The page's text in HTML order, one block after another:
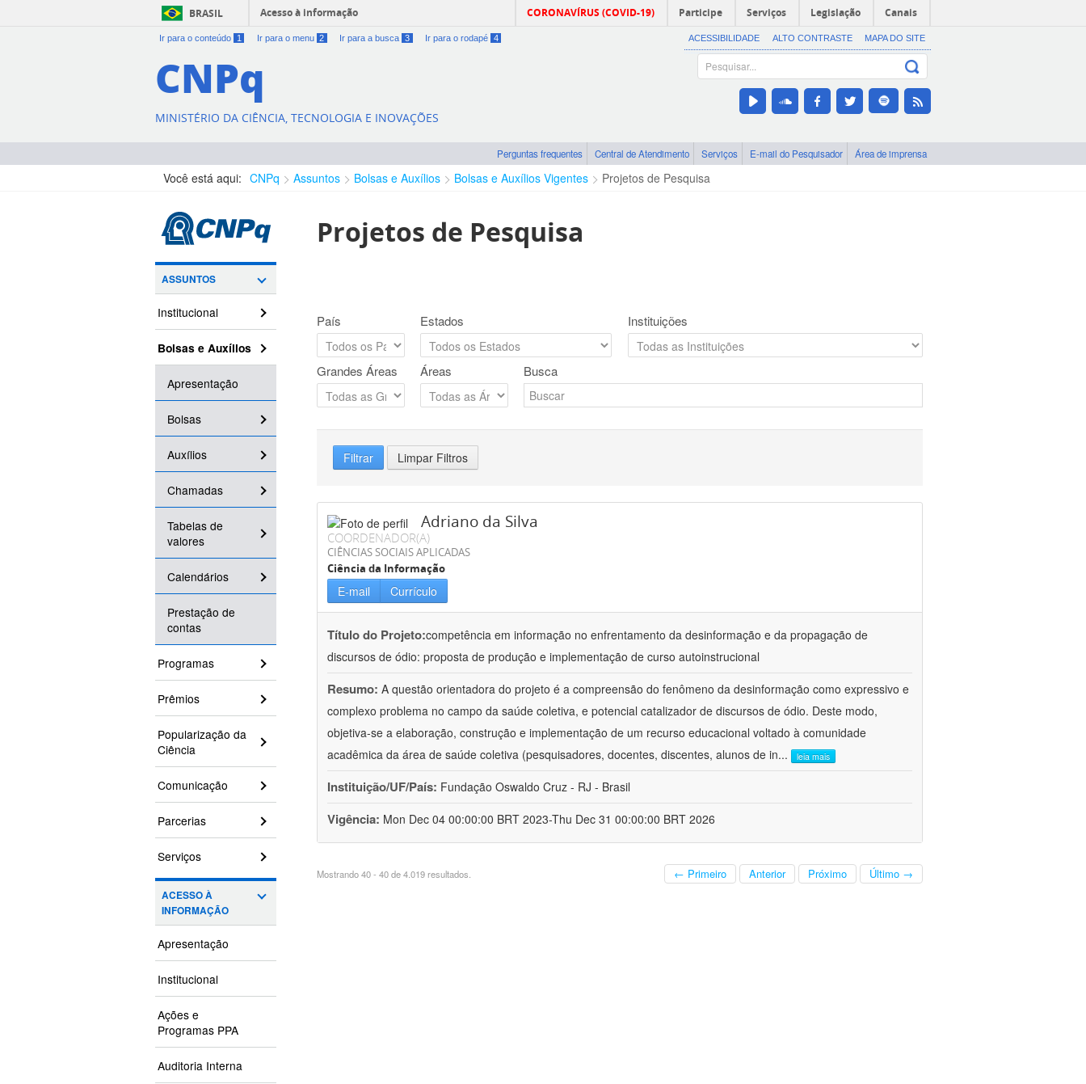
BRASIL Acesso à informação CORONAVÍRUS (COVID-19) Participe Serviços Legislação Canais
Ir para o conteúdo 1 Ir para o menu 2 Ir para a busca 3 Ir para o rodapé 4 ACESSIBILIDADE ALTO CONTRASTE MAPA DO SITE
CNPq
MINISTÉRIO DA CIÊNCIA, TECNOLOGIA E INOVAÇÕES
Perguntas frequentes Central de Atendimento Serviços E-mail do Pesquisador Área de imprensa
Você está aqui: CNPq Assuntos Bolsas e Auxílios Bolsas e Auxílios Vigentes Projetos de Pesquisa
ASSUNTOS
Institucional
Bolsas e Auxílios
Apresentação
Bolsas
Auxílios
Chamadas
Tabelas de
valores
Calendários
Prestação de
contas
Programas
Prêmios
Popularização da
Ciência
Comunicação
Parcerias
Serviços
ACESSO À
INFORMAÇÃO
Apresentação
Institucional
Ações e
Programas PPA
Auditoria Interna
Projetos de Pesquisa
País Estados Instituições
Grandes Áreas Áreas Busca
Filtrar Limpar Filtros
Adriano da Silva
COORDENADOR(A)
CIÊNCIAS SOCIAIS APLICADAS
Ciência da Informação
E-mail Currículo
Título do Projeto:competência em informação no enfrentamento da desinformação e da propagação de
discursos de ódio: proposta de produção e implementação de curso autoinstrucional
Resumo: A questão orientadora do projeto é a compreensão do fenômeno da desinformação como expressivo e
complexo problema no campo da saúde coletiva, e potencial catalizador de discursos de ódio. Deste modo,
objetiva-se a elaboração, construção e implementação de um recurso educacional voltado à comunidade
acadêmica da área de saúde coletiva (pesquisadores, docentes, discentes, alunos de in... leia mais
Instituição/UF/País: Fundação Oswaldo Cruz - RJ - Brasil
Vigência: Mon Dec 04 00:00:00 BRT 2023-Thu Dec 31 00:00:00 BRT 2026
Mostrando 40 - 40 de 4.019 resultados. ← Primeiro Anterior Próximo Último →